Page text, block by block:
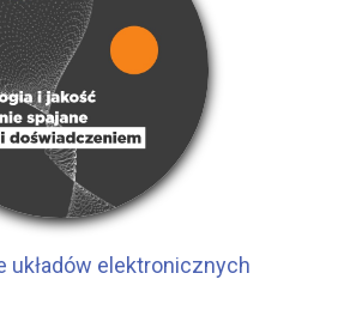
układów elektronicznych